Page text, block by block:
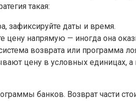
такая:
зафиксируйте даты и время.
цену напрямую — иногда она
возврата или программа
цену в условных единицах,
банков. Возврат части